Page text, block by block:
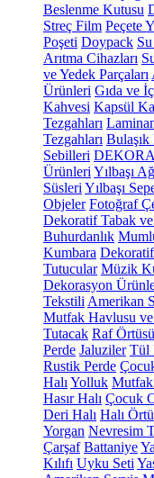
Beslenme Kutusu
Streç Film Peçete
Poşeti Doypack
Arıtma Cihazları
ve Yedek Parçaları
Ürünleri Gıda ve
Kahvesi Kapsül
Tezgahları
Tezgahları
Sebilleri
Ürünleri Yılbaşı
Süsleri Yılbaşı
Objeler Fotoğraf
Dekoratif Tabak
Buhurdanlık
Kumbara
Tutucular Müzik
Dekorasyon
Tekstili Amerikan
Mutfak Havlusu
Tutacak Raf Örtüsü
Perde Jaluziler Tül
Rustik Perde
Halı Yolluk Mutfak
Hasır Halı Çocuk
Deri Halı Halı
Yorgan Nevresim
Çarşaf Battaniye
Kılıfı Uyku Seti